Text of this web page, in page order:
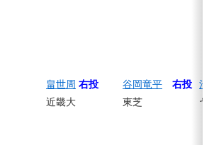
畠世周 右投
近畿大
谷岡竜平
右投
東芝
池
ヤ